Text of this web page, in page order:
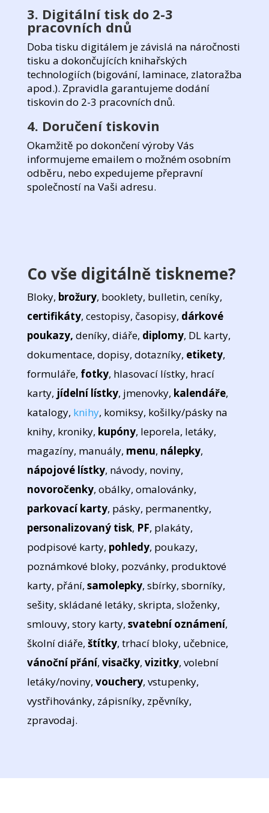
3. Digitální tisk do 2-3
pracovních dnů
Doba tisku digitálem je závislá na náročnosti
tisku a dokončujících knihařských
technologiích (bigování, laminace, zlatoražba
apod.). Zpravidla garantujeme dodání
tiskovin do 2-3 pracovních dnů.
4. Doručení tiskovin
Okamžitě po dokončení výroby Vás
informujeme emailem o možném osobním
odběru, nebo expedujeme přepravní
společností na Vaši adresu.
Co vše digitálně tiskneme?
Bloky, brožury, booklety, bulletin, ceníky,
certifikáty, cestopisy, časopisy, dárkové
poukazy, deníky, diáře, diplomy, DL karty,
dokumentace, dopisy, dotazníky, etikety,
formuláře, fotky, hlasovací lístky, hrací
karty, jídelní lístky, jmenovky, kalendáře,
katalogy, knihy, komiksy, košilky/pásky na
knihy, kroniky, kupóny, leporela, letáky,
magazíny, manuály, menu, nálepky,
nápojové lístky, návody, noviny,
novoročenky, obálky, omalovánky,
parkovací karty, pásky, permanentky,
personalizovaný tisk, PF, plakáty,
podpisové karty, pohledy, poukazy,
poznámkové bloky, pozvánky, produktové
karty, přání, samolepky, sbírky, sborníky,
sešity, skládané letáky, skripta, složenky,
smlouvy, story karty, svatební oznámení,
školní diáře, štítky, trhací bloky, učebnice,
vánoční přání, visačky, vizitky, volební
letáky/noviny, vouchery, vstupenky,
vystřihovánky, zápisníky, zpěvníky,
zpravodaj.